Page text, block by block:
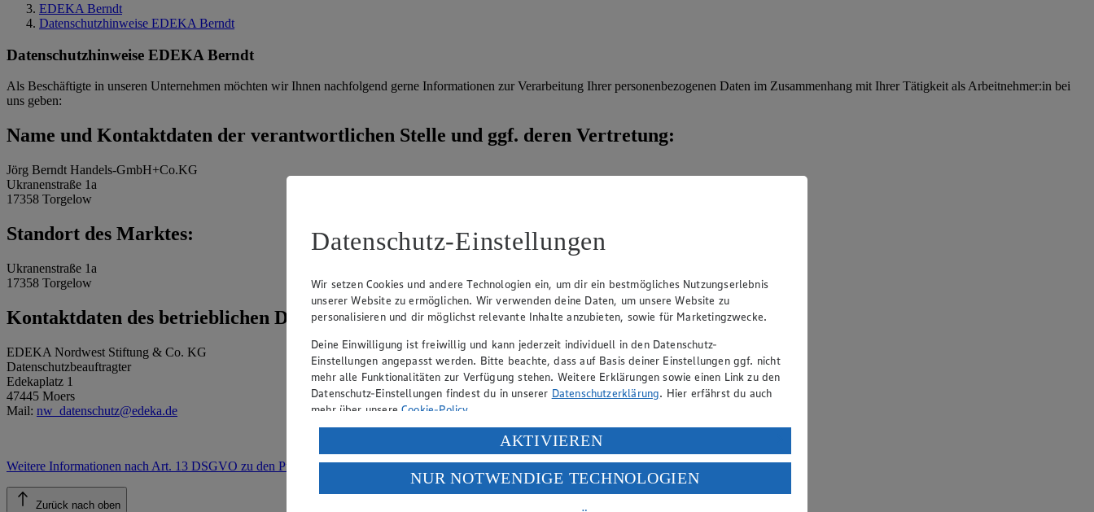
EDEKA Berndt
Datenschutzhinweise EDEKA Berndt
Datenschutzhinweise EDEKA Berndt
Als Beschäftigte in unseren Unternehmen möchten wir Ihnen nachfolgend gerne Informationen zur Verarbeitung Ihrer personenbezogenen Daten im Zusammenhang mit Ihrer Tätigkeit als Arbeitnehmer:in bei
uns geben:
Name und Kontaktdaten der verantwortlichen Stelle und ggf. deren Vertretung:
Jörg Berndt Handels-GmbH+Co.KG
Ukranenstraße 1a
17358 Torgelow
Standort des Marktes:
Ukranenstraße 1a
17358 Torgelow
Kontaktdaten des betrieblichen Datenschutzbeauftragten:
EDEKA Nordwest Stiftung & Co. KG
Datenschutzbeauftragter
Edekaplatz 1
47445 Moers
Mail: nw_datenschutz@edeka.de
Weitere Informationen nach Art. 13 DSGVO zu den Prozessen.
Zurück nach oben
Datenschutz-Einstellungen
Wir setzen Cookies und andere Technologien ein, um dir ein bestmögliches Nutzungserlebnis
unserer Website zu ermöglichen. Wir verwenden deine Daten, um unsere Website zu
personalisieren und dir möglichst relevante Inhalte anzubieten, sowie für Marketingzwecke.
Deine Einwilligung ist freiwillig und kann jederzeit individuell in den Datenschutz-
Einstellungen angepasst werden. Bitte beachte, dass auf Basis deiner Einstellungen ggf. nicht
mehr alle Funktionalitäten zur Verfügung stehen. Weitere Erklärungen sowie einen Link zu den
Datenschutz-Einstellungen findest du in unserer Datenschutzerklärung. Hier erfährst du auch
mehr über unsereCookie-Policy.
Verarbeitung deiner personenbezogenen Daten in den USA durch Facebook und YouTube:
Wenn du auf „Aktivieren“ klickst, willigst du im Sinne des Art. 49 Abs. 1 Satz 1 lit. a) DSGVO
ein, dass deine Daten in den USA verarbeitet werden. Der EuGH sieht die USA als Land mit
einem nach europäischen Standards nicht angemessenen Datenschutzniveau an. Es besteht das
AKTIVIEREN
NUR NOTWENDIGE TECHNOLOGIEN